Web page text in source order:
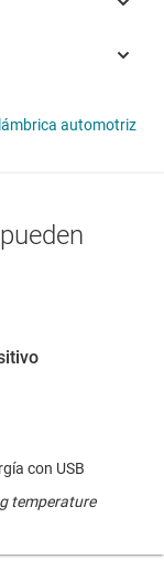
automotriz
con USB
temperature